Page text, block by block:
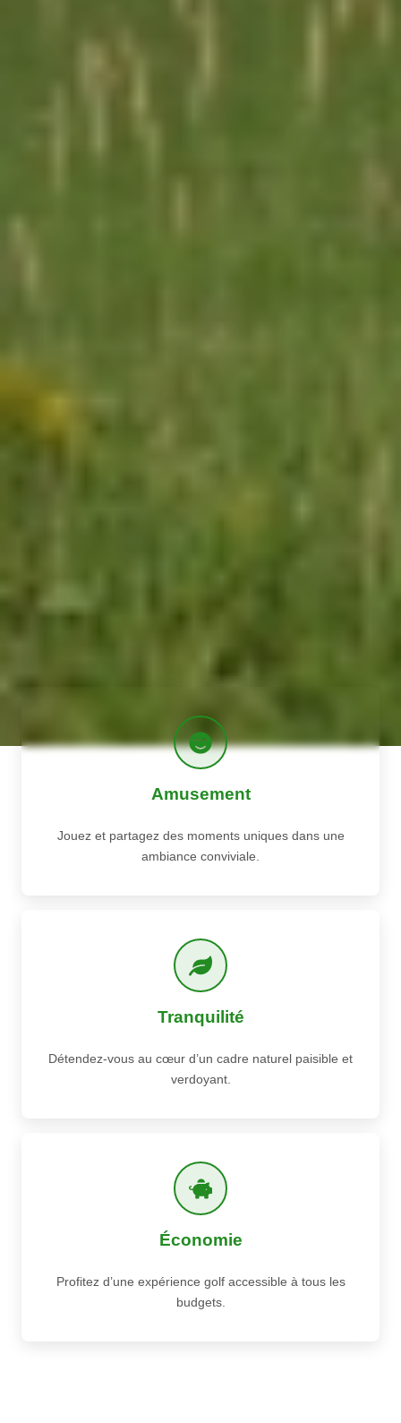
Amusement
Jouez et partagez des moments uniques dans une
ambiance conviviale.
Tranquilité
Détendez-vous au cœur d’un cadre naturel paisible et
verdoyant.
Économie
Profitez d’une expérience golf accessible à tous les
budgets.